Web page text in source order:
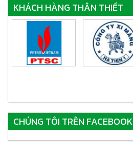
KHÁCH HÀNG THÂN THIẾT
CHÚNG TÔI TRÊN FACEBOOK